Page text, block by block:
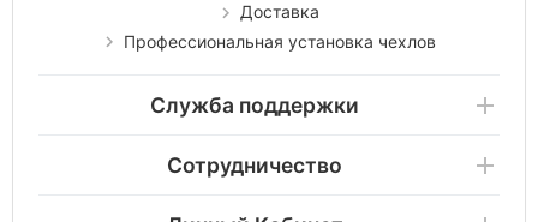
Доставка
Профессиональная установка чехлов
Служба поддержки
Сотрудничество